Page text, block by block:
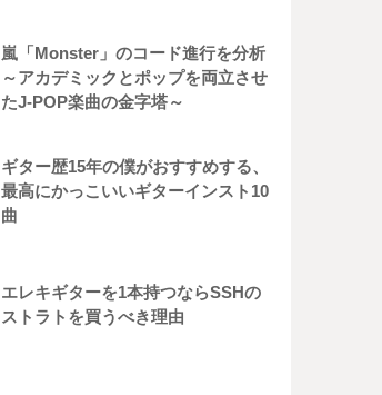
嵐「Monster」のコード進行を分析
～アカデミックとポップを両立させ
たJ-POP楽曲の金字塔～
ギター歴15年の僕がおすすめする、
最高にかっこいいギターインスト10
曲
エレキギターを1本持つならSSHの
ストラトを買うべき理由